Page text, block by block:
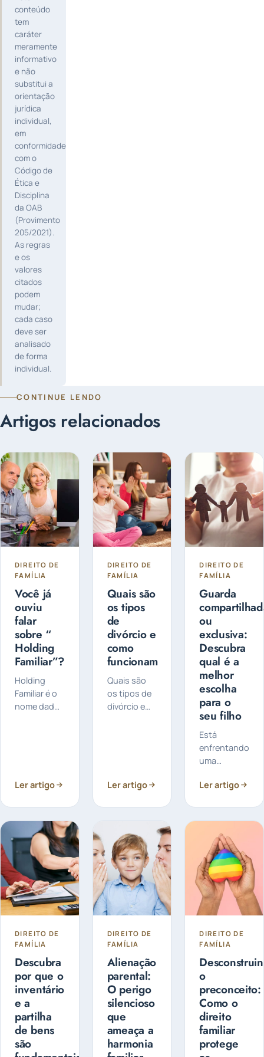
conteúdo
tem
caráter
meramente
informativo
e não
substitui a
orientação
jurídica
individual,
em
conformidade
com o
Código de
Ética e
Disciplina
da OAB
(Provimento
205/2021).
As regras
e os
valores
citados
podem
mudar;
cada caso
deve ser
analisado
de forma
individual.
CONTINUE LENDO
Artigos relacionados
DIREITO DE
FAMÍLIA
Você já
ouviu
falar
sobre “
Holding
Familiar”?
Holding
Familiar é o
nome dado
para
administrá-
lo, de forma
a fazer o
planejamento
sucessório.
Ler artigo
DIREITO DE
FAMÍLIA
Quais são
os tipos
de
divórcio e
como
funcionam
Quais são
os tipos de
divórcio e
forma
extrajudicial
Ler artigo
DIREITO DE
FAMÍLIA
Guarda
ou
exclusiva:
Descubra
qual é a
melhor
escolha
para o
seu filho
Está
enfrentando
uma
preocupado
Entenda as
diferenças
entre
Guarda
Compartilhada
ou Guarda
Exclusiva
Ler artigo
DIREITO DE
FAMÍLIA
Descubra
por que o
inventário
e a
partilha
de bens
são
DIREITO DE
FAMÍLIA
Alienação
parental:
O perigo
silencioso
que
ameaça a
harmonia
DIREITO DE
FAMÍLIA
o
preconceito:
Como o
direito
familiar
protege